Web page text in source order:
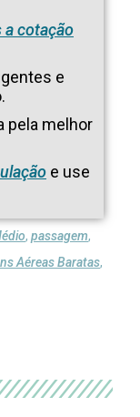
a cotação
e
pela melhor
e use
, passagem,
Aéreas Baratas,